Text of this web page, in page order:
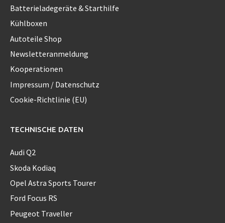
Batterieladegeräte & Starthilfe
Kühlboxen
Autoteile Shop
Newsletteranmeldung
Kooperationen
Impressum / Datenschutz
Cookie-Richtlinie (EU)
TECHNISCHE DATEN
Audi Q2
Skoda Kodiaq
Opel Astra Sports Tourer
Ford Focus RS
Peugeot Traveller